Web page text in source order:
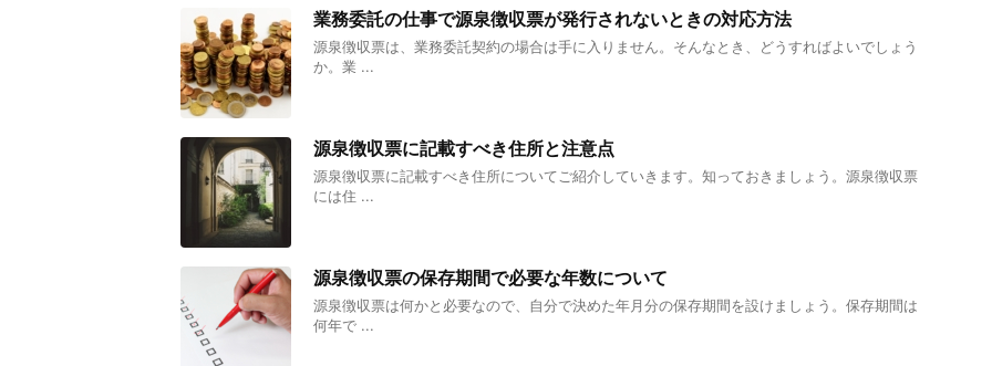
業務委託の仕事で源泉徴収票が発行されないときの対応方法
源泉徴収票は、業務委託契約の場合は手に入りません。そんなとき、どうすればよいでしょう
か。業 ...
源泉徴収票に記載すべき住所と注意点
源泉徴収票に記載すべき住所についてご紹介していきます。知っておきましょう。源泉徴収票
には住 ...
源泉徴収票の保存期間で必要な年数について
源泉徴収票は何かと必要なので、自分で決めた年月分の保存期間を設けましょう。保存期間は
何年で ...